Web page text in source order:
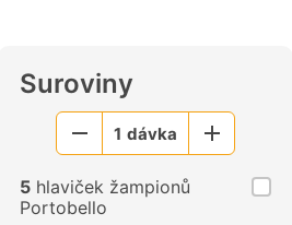
Suroviny
Menší
1 dávka
Větší
5 hlaviček žampionů
Portobello